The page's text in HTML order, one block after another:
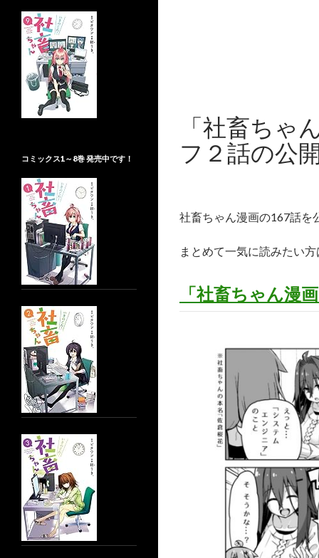
「社畜ちゃ
フ２話の公
社畜ちゃん漫画の167話を
まとめて一気に読みたい
「社畜ちゃん漫
コミックス1～8巻 発売中です！